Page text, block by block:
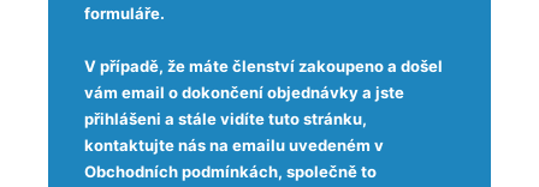
formuláře.
V případě, že máte členství zakoupeno a došel
vám email o dokončení objednávky a jste
přihlášeni a stále vidíte tuto stránku,
kontaktujte nás na emailu uvedeném v
Obchodních podmínkách, společně to